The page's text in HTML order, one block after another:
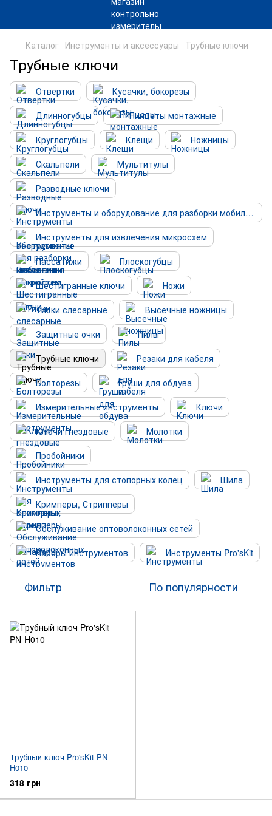
Каталог Инструменты и аксессуары Трубные ключи
Трубные ключи
Отвертки
Кусачки, бокорезы
Длинногубцы
Пинцеты монтажные
Круглогубцы
Клещи
Ножницы
Скальпели
Мультитулы
Разводные ключи
Инструменты и оборудование для разборки мобильных устройств
Инструменты для извлечения микросхем
Пассатижи
Плоскогубцы
Шестигранные ключи
Ножи
Тиски слесарные
Высечные ножницы
Защитные очки
Пилы
Трубные ключи
Резаки для кабеля
Болторезы
Груши для обдува
Измерительные инструменты
Ключи
Ключи гнездовые
Молотки
Пробойники
Инструменты для стопорных колец
Шила
Кримперы, Стрипперы
Обслуживание оптоволоконных сетей
Наборы инструментов
Инструменты Pro'sKit
Фильтр По популярности
Трубный ключ Pro'sKit PN-
H010
318 грн